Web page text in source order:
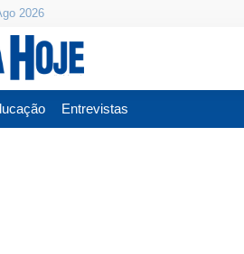
2026
Entrevistas